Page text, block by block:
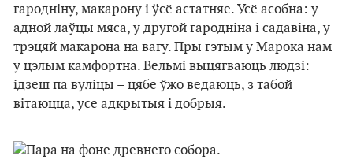
гародніну, макарону і ўсё астатняе. Усё асобна: у
адной лаўцы мяса, у другой гародніна і садавіна, у
трэцяй макарона на вагу. Пры гэтым у Марока нам
у цэлым камфортна. Вельмі выцягваюць людзі:
ідзеш па вуліцы – цябе ўжо ведаюць, з табой
вітаюцца, усе адкрытыя і добрыя.